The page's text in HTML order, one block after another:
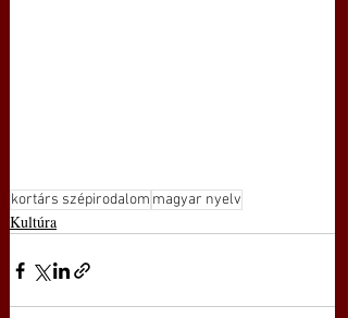
kortárs szépirodalom magyar nyelv
Kultúra